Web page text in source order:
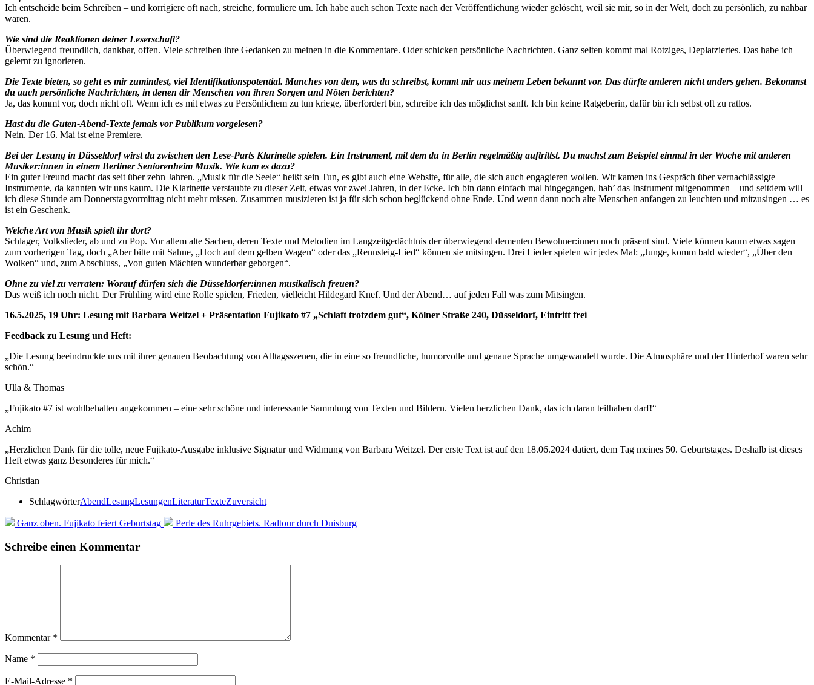
Ich entscheide beim Schreiben – und korrigiere oft nach, streiche, formuliere um. Ich habe auch schon Texte nach der Veröffentlichung wieder gelöscht, weil sie mir, so in der Welt, doch zu persönlich, zu nahbar
waren.
Wie sind die Reaktionen deiner Leserschaft?
Überwiegend freundlich, dankbar, offen. Viele schreiben ihre Gedanken zu meinen in die Kommentare. Oder schicken persönliche Nachrichten. Ganz selten kommt mal Rotziges, Deplatziertes. Das habe ich
gelernt zu ignorieren.
Die Texte bieten, so geht es mir zumindest, viel Identifikationspotential. Manches von dem, was du schreibst, kommt mir aus meinem Leben bekannt vor. Das dürfte anderen nicht anders gehen. Bekommst
du auch persönliche Nachrichten, in denen dir Menschen von ihren Sorgen und Nöten berichten?
Ja, das kommt vor, doch nicht oft. Wenn ich es mit etwas zu Persönlichem zu tun kriege, überfordert bin, schreibe ich das möglichst sanft. Ich bin keine Ratgeberin, dafür bin ich selbst oft zu ratlos.
Hast du die Guten-Abend-Texte jemals vor Publikum vorgelesen?
Nein. Der 16. Mai ist eine Premiere.
Bei der Lesung in Düsseldorf wirst du zwischen den Lese-Parts Klarinette spielen. Ein Instrument, mit dem du in Berlin regelmäßig auftrittst. Du machst zum Beispiel einmal in der Woche mit anderen
Musiker:innen in einem Berliner Seniorenheim Musik. Wie kam es dazu?
Ein guter Freund macht das seit über zehn Jahren. „Musik für die Seele“ heißt sein Tun, es gibt auch eine Website, für alle, die sich auch engagieren wollen. Wir kamen ins Gespräch über vernachlässigte
Instrumente, da kannten wir uns kaum. Die Klarinette verstaubte zu dieser Zeit, etwas vor zwei Jahren, in der Ecke. Ich bin dann einfach mal hingegangen, hab’ das Instrument mitgenommen – und seitdem will
ich diese Stunde am Donnerstagvormittag nicht mehr missen. Zusammen musizieren ist ja für sich schon beglückend ohne Ende. Und wenn dann noch alte Menschen anfangen zu leuchten und mitzusingen … es
ist ein Geschenk.
Welche Art von Musik spielt ihr dort?
Schlager, Volkslieder, ab und zu Pop. Vor allem alte Sachen, deren Texte und Melodien im Langzeitgedächtnis der überwiegend dementen Bewohner:innen noch präsent sind. Viele können kaum etwas sagen
zum vorherigen Tag, doch „Aber bitte mit Sahne, „Hoch auf dem gelben Wagen“ oder das „Rennsteig-Lied“ können sie mitsingen. Drei Lieder spielen wir jedes Mal: „Junge, komm bald wieder“, „Über den
Wolken“ und, zum Abschluss, „Von guten Mächten wunderbar geborgen“.
Ohne zu viel zu verraten: Worauf dürfen sich die Düsseldorfer:innen musikalisch freuen?
Das weiß ich noch nicht. Der Frühling wird eine Rolle spielen, Frieden, vielleicht Hildegard Knef. Und der Abend… auf jeden Fall was zum Mitsingen.
16.5.2025, 19 Uhr: Lesung mit Barbara Weitzel + Präsentation Fujikato #7 „Schlaft trotzdem gut“, Kölner Straße 240, Düsseldorf, Eintritt frei
Feedback zu Lesung und Heft:
„Die Lesung beeindruckte uns mit ihrer genauen Beobachtung von Alltagsszenen, die in eine so freundliche, humorvolle und genaue Sprache umgewandelt wurde. Die Atmosphäre und der Hinterhof waren sehr
schön.“
Ulla & Thomas
„Fujikato #7 ist wohlbehalten angekommen – eine sehr schöne und interessante Sammlung von Texten und Bildern. Vielen herzlichen Dank, das ich daran teilhaben darf!“
Achim
„Herzlichen Dank für die tolle, neue Fujikato-Ausgabe inklusive Signatur und Widmung von Barbara Weitzel. Der erste Text ist auf den 18.06.2024 datiert, dem Tag meines 50. Geburtstages. Deshalb ist dieses
Heft etwas ganz Besonderes für mich.“
Christian
SchlagwörterAbendLesungLesungenLiteraturTexteZuversicht
Ganz oben. Fujikato feiert Geburtstag Perle des Ruhrgebiets. Radtour durch Duisburg
Schreibe einen Kommentar
Kommentar *
Name *
E-Mail-Adresse *